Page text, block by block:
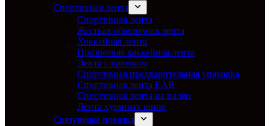
Спортивная лента
Спортивная лента
Жесткая обвязочная лента
Хоккейная лента
Прозрачная хоккейная лента
Лента с крючком
Спортивная предварительная упаковка
Спортивная лента EAB
Спортивная лента на палец
Лента куриных шпор
Связующая повязка